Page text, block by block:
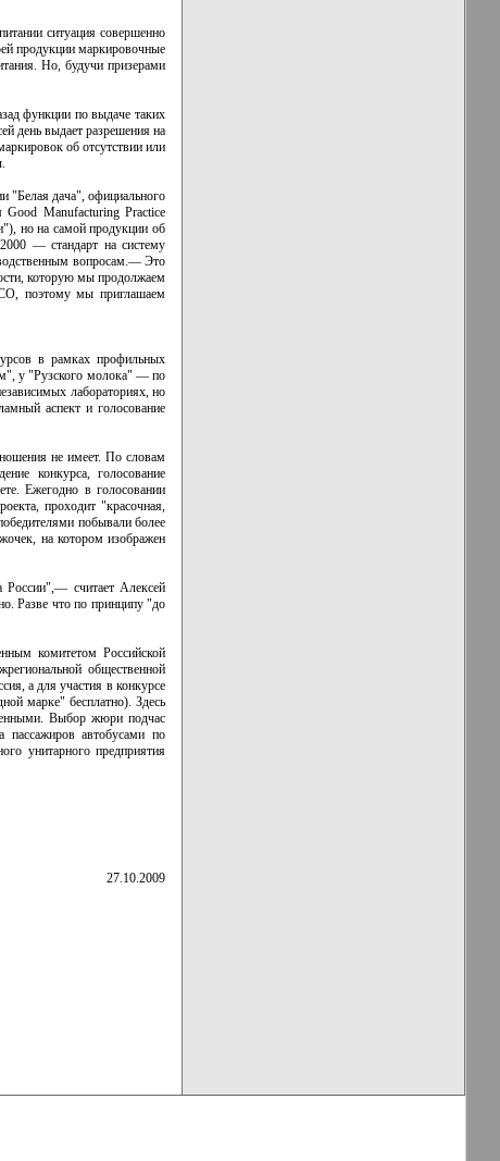
ситуация совершенно
продукции маркировочные
Но, будучи призерами
функции по выдаче таких
день выдает разрешения на
об отсутствии или
"Белая дача", официального
Good Manufacturing Practice
но на самой продукции об
— стандарт на систему
вопросам.— Это
которую мы продолжаем
поэтому мы приглашаем
в рамках профильных
у "Рузского молока" — по
лабораториях, но
аспект и голосование
не имеет. По словам
конкурса, голосование
Ежегодно в голосовании
проходит "красочная,
побывали более
на котором изображен
России",— считает Алексей
Разве что по принципу "до
комитетом Российской
общественной
а для участия в конкурсе
марке" бесплатно). Здесь
Выбор жюри подчас
пассажиров автобусами по
унитарного предприятия
27.10.2009